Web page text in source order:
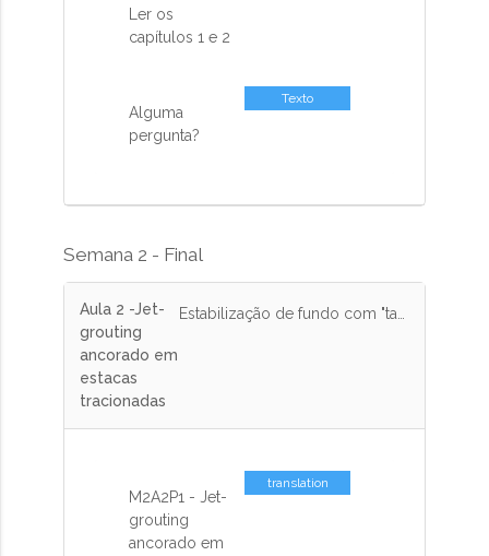
Ler os
capítulos 1 e 2
Alguma
pergunta?
Texto
Semana 2 - Final
Aula 2 -Jet-
grouting
ancorado em
estacas
tracionadas
Estabilização de fundo com "tampão" de jet-grouting ancorado em estacas tracionadas. Exemplo de cálculo com dimensionamento
M2A2P1 - Jet-
grouting
ancorado em
translation